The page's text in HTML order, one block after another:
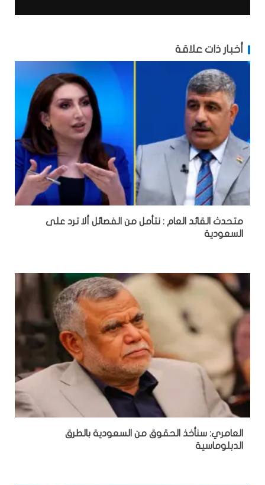
أخبار ذات علاقة
متحدث القائد العام : نتأمل من الفصائل ألا ترد على
السعودية
العامري: سنأخذ الحقوق من السعودية بالطرق
الدبلوماسية